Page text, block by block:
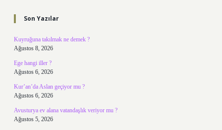
Son Yazılar
Kuyruğuna takılmak ne demek ?
Ağustos 8, 2026
Ege hangi iller ?
Ağustos 6, 2026
Kur’an’da Aslan geçiyor mu ?
Ağustos 6, 2026
Avusturya ev alana vatandaşlık veriyor mu ?
Ağustos 5, 2026